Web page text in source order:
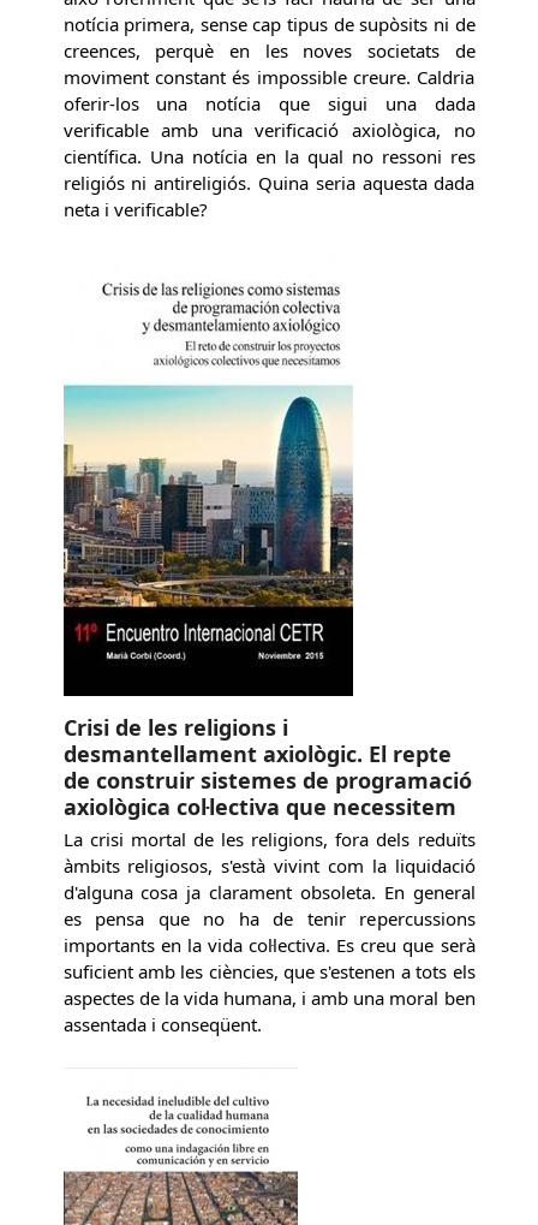
notícia primera, sense cap tipus de supòsits ni de
creences, perquè en les noves societats de
moviment constant és impossible creure. Caldria
oferir-los una notícia que sigui una dada
verificable amb una verificació axiològica, no
científica. Una notícia en la qual no ressoni res
religiós ni antireligiós. Quina seria aquesta dada
neta i verificable?
Crisi de les religions i
desmantellament axiològic. El repte
de construir sistemes de programació
axiològica col·lectiva que necessitem
La crisi mortal de les religions, fora dels reduïts
àmbits religiosos, s'està vivint com la liquidació
d'alguna cosa ja clarament obsoleta. En general
es pensa que no ha de tenir repercussions
importants en la vida col·lectiva. Es creu que serà
suficient amb les ciències, que s'estenen a tots els
aspectes de la vida humana, i amb una moral ben
assentada i conseqüent.